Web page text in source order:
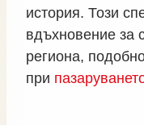
история. Този
вдъхновение за
региона,
при